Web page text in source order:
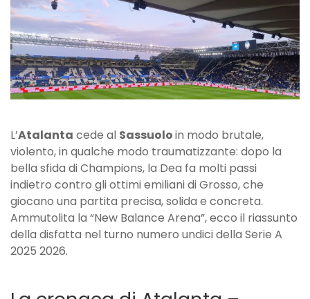
molle
e
senza
idee
L’Atalanta cede al Sassuoloin modo brutale,
violento, in qualche modo traumatizzante: dopo la
bella sfida di Champions, la Dea fa molti passi
indietro contro gli ottimi emiliani di Grosso, che
giocano una partita precisa, solida e concreta.
Ammutolita la “New Balance Arena”, ecco il riassunto
della disfatta nel turno numero undici della Serie A
2025 2026.